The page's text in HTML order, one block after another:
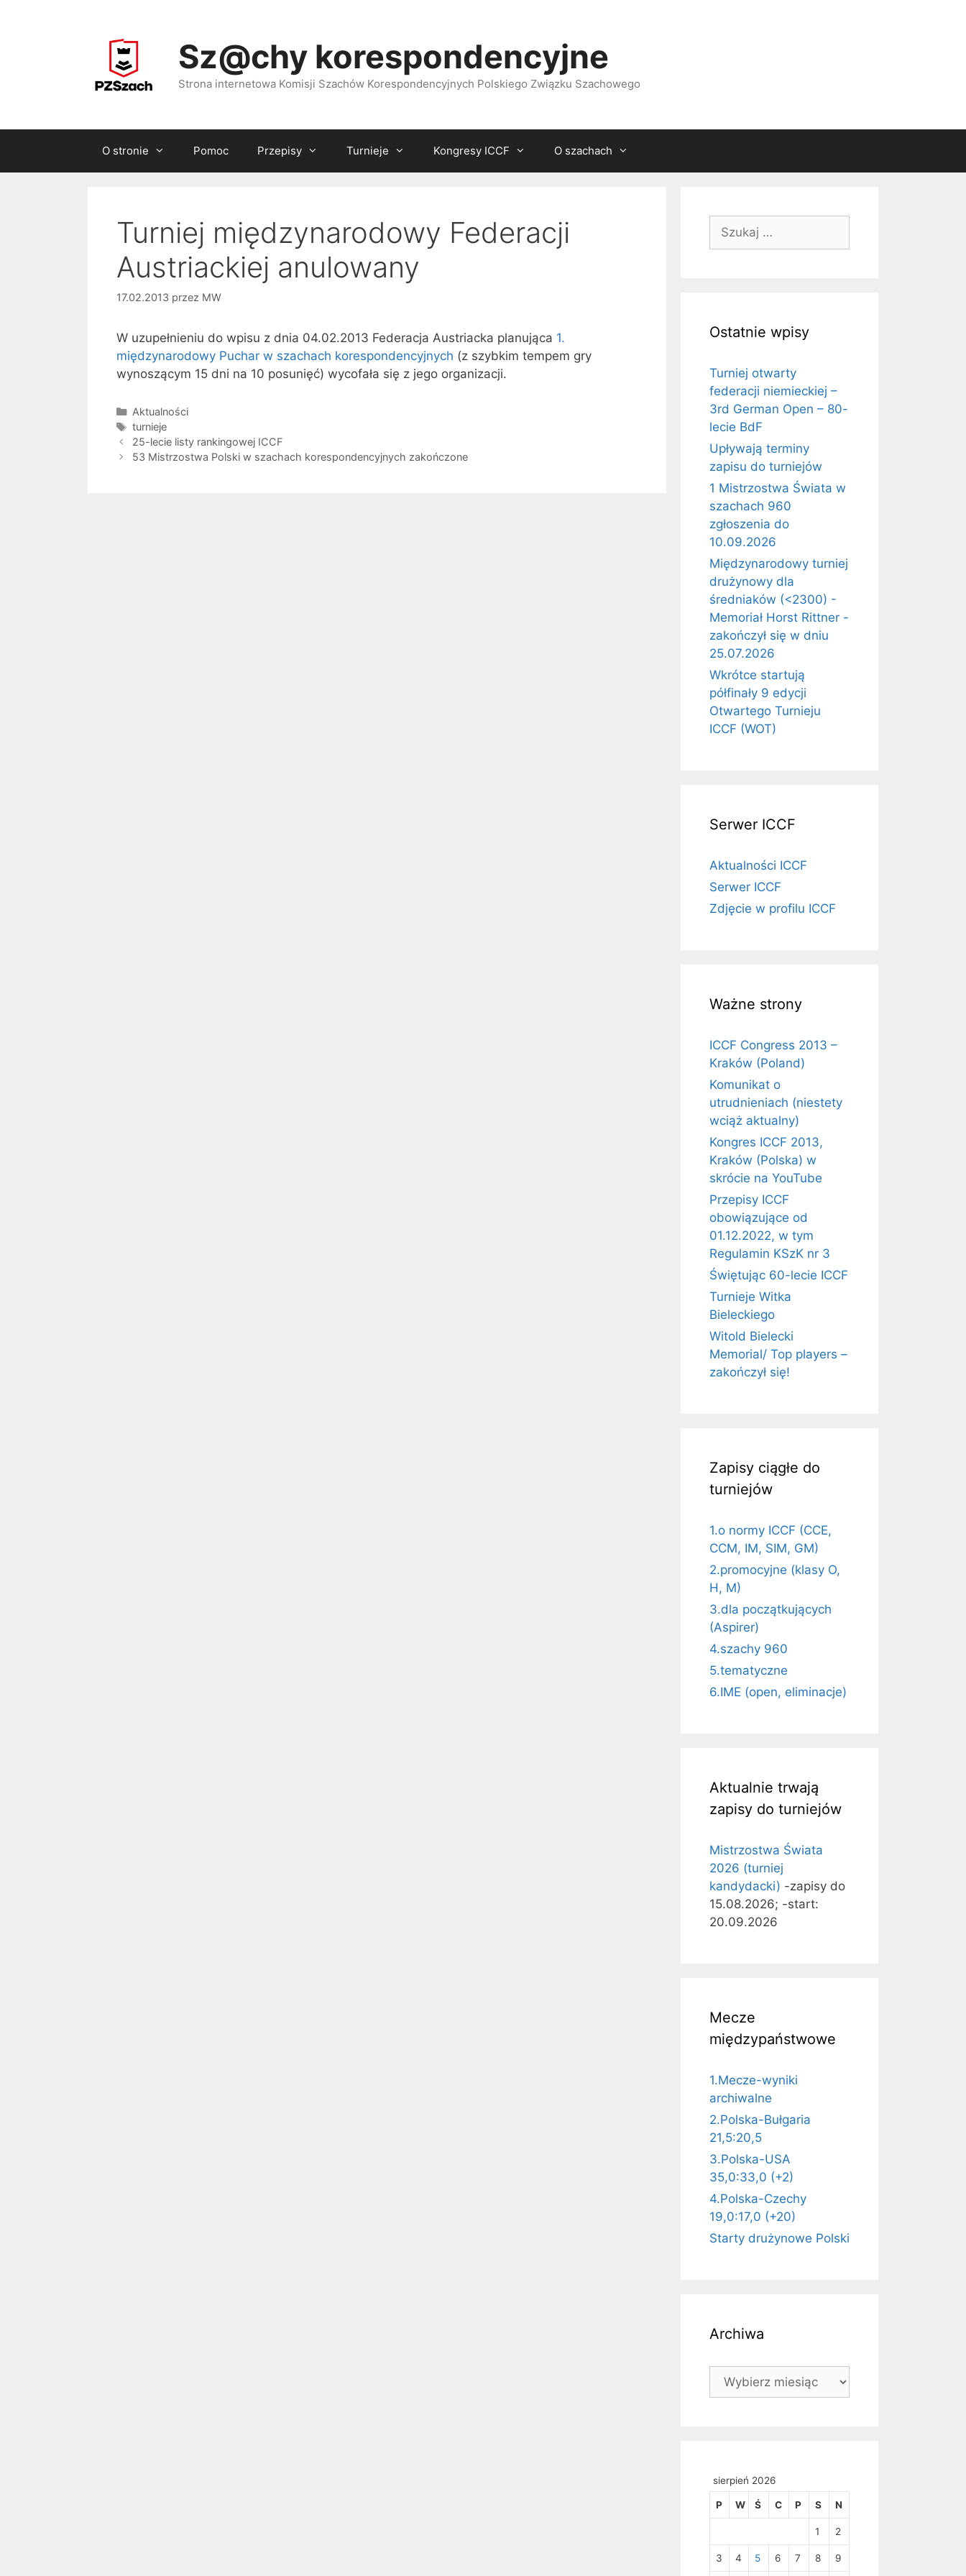
Sz@chy korespondencyjne
Strona internetowa Komisji Szachów Korespondencyjnych Polskiego Związku Szachowego
O stronie Pomoc Przepisy Turnieje Kongresy ICCF O szachach
Turniej międzynarodowy Federacji
Austriackiej anulowany
17.02.2013 przez MW
W uzupełnieniu do wpisu z dnia 04.02.2013 Federacja Austriacka planująca 1.
międzynarodowy Puchar w szachach korespondencyjnych (z szybkim tempem gry
wynoszącym 15 dni na 10 posunięć) wycofała się z jego organizacji.
Kategorie
Aktualności
Tagi
turnieje
25-lecie listy rankingowej ICCF
53 Mistrzostwa Polski w szachach korespondencyjnych zakończone
Ostatnie wpisy
Turniej otwarty
federacji niemieckiej –
3rd German Open – 80-
lecie BdF
Upływają terminy
zapisu do turniejów
1 Mistrzostwa Świata w
szachach 960
zgłoszenia do
10.09.2026
Międzynarodowy turniej
drużynowy dla
średniaków (<2300) -
Memoriał Horst Rittner -
zakończył się w dniu
25.07.2026
Wkrótce startują
półfinały 9 edycji
Otwartego Turnieju
ICCF (WOT)
Serwer ICCF
Aktualności ICCF
Serwer ICCF
Zdjęcie w profilu ICCF
Ważne strony
ICCF Congress 2013 –
Kraków (Poland)
Komunikat o
utrudnieniach (niestety
wciąż aktualny)
Kongres ICCF 2013,
Kraków (Polska) w
skrócie na YouTube
Przepisy ICCF
obowiązujące od
01.12.2022, w tym
Regulamin KSzK nr 3
Świętując 60-lecie ICCF
Turnieje Witka
Bieleckiego
Witold Bielecki
Memorial/ Top players –
zakończył się!
Zapisy ciągłe do
turniejów
1.o normy ICCF (CCE,
CCM, IM, SIM, GM)
2.promocyjne (klasy O,
H, M)
3.dla początkujących
(Aspirer)
4.szachy 960
5.tematyczne
6.IME (open, eliminacje)
Aktualnie trwają
zapisy do turniejów
Mistrzostwa Świata
2026 (turniej
kandydacki) -zapisy do
15.08.2026; -start:
20.09.2026
Mecze
międzypaństwowe
1.Mecze-wyniki
archiwalne
2.Polska-Bułgaria
21,5:20,5
3.Polska-USA
35,0:33,0 (+2)
4.Polska-Czechy
19,0:17,0 (+20)
Starty drużynowe Polski
Archiwa
Archiwa
sierpień 2026
P W Ś C P S N
1 2
3 4 5 6 7 8 9